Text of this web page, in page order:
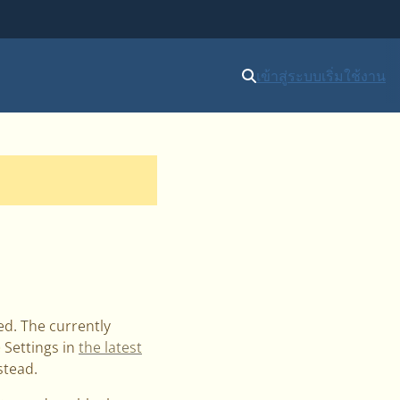
เข้าสู่ระบบเริ่มใช้งาน
The currently
in the latest